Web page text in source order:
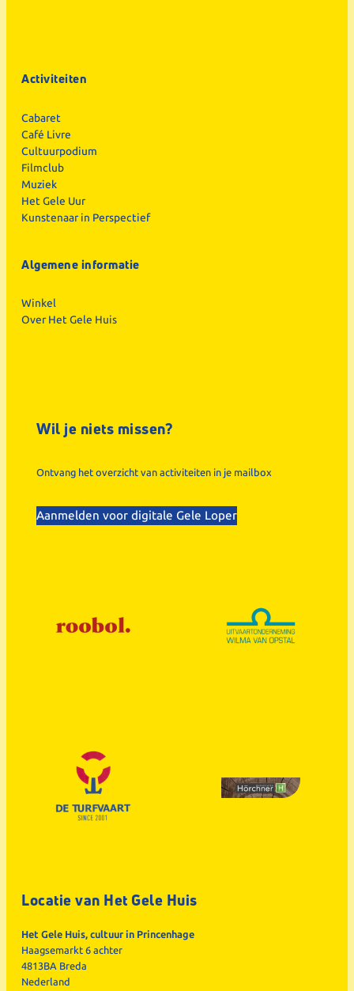
Activiteiten
Cabaret
Café Livre
Cultuurpodium
Filmclub
Muziek
Het Gele Uur
Kunstenaar in Perspectief
Algemene informatie
Winkel
Over Het Gele Huis
Wil je niets missen?
Ontvang het overzicht van activiteiten in je mailbox
Aanmelden voor digitale Gele Loper
Locatie van Het Gele Huis
Het Gele Huis, cultuur in Princenhage
Haagsemarkt 6 achter
4813BA Breda
Nederland